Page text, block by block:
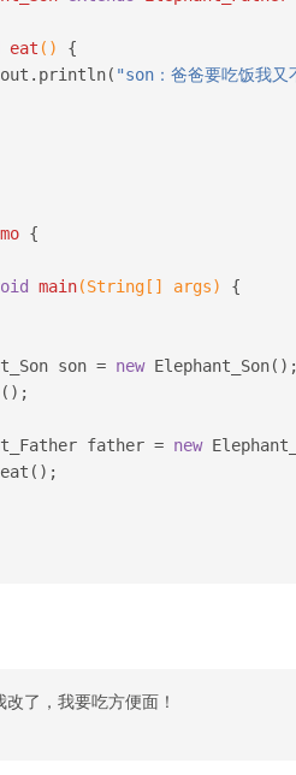
eat ()
{
"son：爸爸要吃饭我又
{
main(String[] args) {
son =
new
father =
new
了，我要吃方便面！